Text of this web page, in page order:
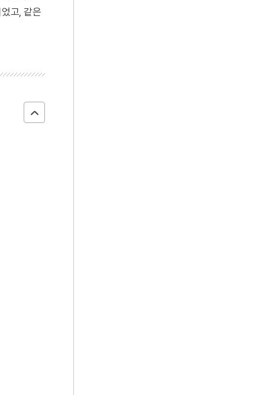
고, 같은